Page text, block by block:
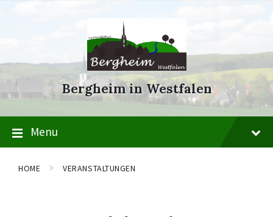
Skip
Skip
Skip
Bergheim in Westfalen
Menu
HOME VERANSTALTUNGEN